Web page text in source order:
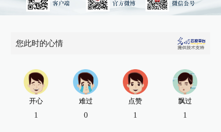
您此时的心情
开心
1
难过
0
点赞
1
飘过
1